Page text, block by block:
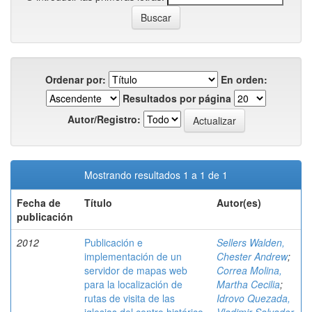
Ordenar por:
En orden:
Resultados por página
Autor/Registro:
Mostrando resultados 1 a 1 de 1
Fecha de
publicación
Título Autor(es)
2012
Publicación e
implementación de un
servidor de mapas web
para la localización de
rutas de visita de las
Sellers Walden,
Chester Andrew;
Correa Molina,
Martha Cecilia;
Idrovo Quezada,